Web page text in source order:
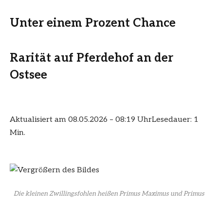
Unter einem Prozent Chance
Rarität auf Pferdehof an der
Ostsee
Aktualisiert am 08.05.2026 – 08:19 UhrLesedauer: 1
Min.
Die kleinen Zwillingsfohlen heißen Primus Maximus und Primus